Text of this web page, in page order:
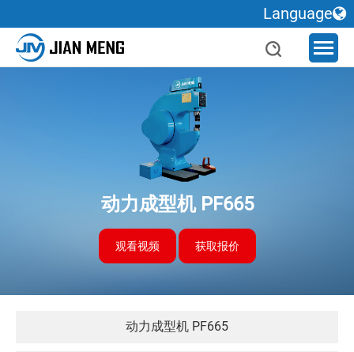
动力成型机 PF665
观看视频 获取报价
动力成型机 PF665
Language